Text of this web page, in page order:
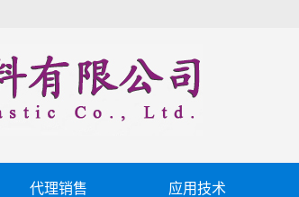
代理销售 应用技术